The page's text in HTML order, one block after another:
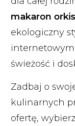
makaron
ekologiczny
świeżość i
Zadbaj o
kulinarnych
ofertę,